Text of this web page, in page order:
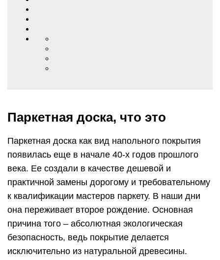
Паркетная доска, что это
Паркетная доска как вид напольного покрытия
появилась еще в начале 40-х годов прошлого
века. Ее создали в качестве дешевой и
практичной замены дорогому и требовательному
к квалификации мастеров паркету. В наши дни
она переживает второе рождение. Основная
причина того – абсолютная экологическая
безопасность, ведь покрытие делается
исключительно из натуральной древесины.